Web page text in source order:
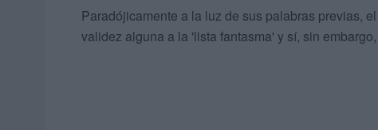
Paradójicamente a la luz de sus palabras previas,
validez alguna a la 'lista fantasma' y sí, sin